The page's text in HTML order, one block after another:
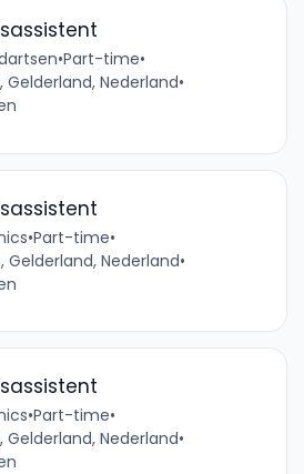
•Part-time•
Gelderland, Nederland•
•Part-time•
Gelderland, Nederland•
•Part-time•
Gelderland, Nederland•